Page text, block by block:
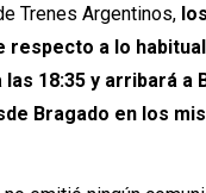
Trenes Argentinos,
respecto a lo
18:35 y arribará a
Bragado en los